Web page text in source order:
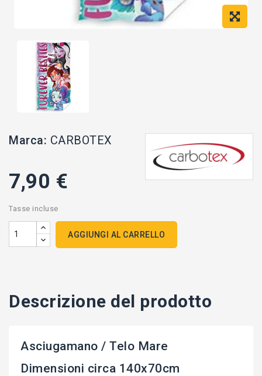
Marca: CARBOTEX
7,90 €
Tasse incluse
AGGIUNGI AL CARRELLO
Descrizione del prodotto
Asciugamano / Telo Mare
Dimensioni circa 140x70cm